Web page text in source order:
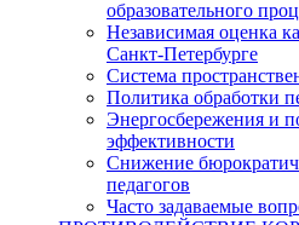
образовательного
Независимая оценка
Санкт-Петербурге
Система
Политика обработки
Энергосбережения и
эффективности
Снижение
педагогов
Часто задаваемые